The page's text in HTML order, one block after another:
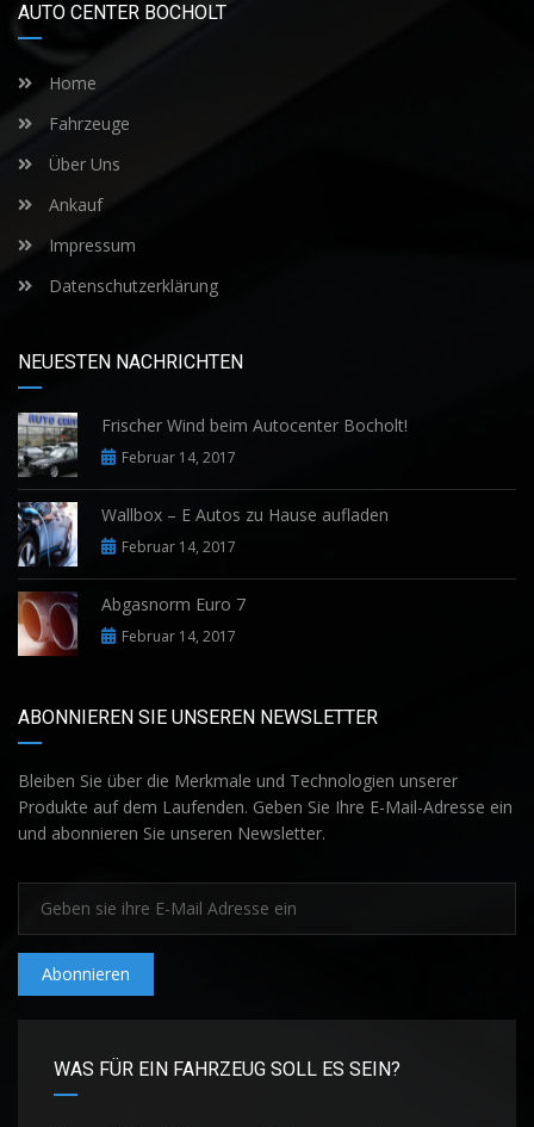
AUTO CENTER BOCHOLT
Home
Fahrzeuge
Über Uns
Ankauf
Impressum
Datenschutzerklärung
NEUESTEN NACHRICHTEN
Frischer Wind beim Autocenter Bocholt!
Februar 14, 2017
Wallbox – E Autos zu Hause aufladen
Februar 14, 2017
Abgasnorm Euro 7
Februar 14, 2017
ABONNIEREN SIE UNSEREN NEWSLETTER
Bleiben Sie über die Merkmale und Technologien unserer
Produkte auf dem Laufenden. Geben Sie Ihre E-Mail-Adresse ein
und abonnieren Sie unseren Newsletter.
Abonnieren
WAS FÜR EIN FAHRZEUG SOLL ES SEIN?